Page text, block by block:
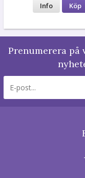
Info Köp
Prenumerera på